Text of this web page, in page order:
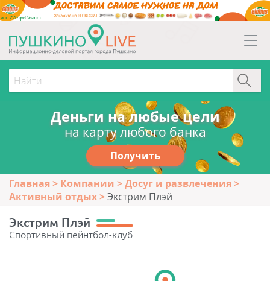
erid:2Vtzqw6Vsmm
Деньги на любые цели
на карту любого банка
Получить
Главная Компании
Досуг и развлечения
Активный отдых
Экстрим Плэй
Экстрим Плэй
Спортивный пейнтбол-клуб